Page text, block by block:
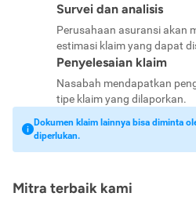
Survei dan analisis
Perusahaan asuransi akan
estimasi klaim yang dapat
Penyelesaian klaim
Nasabah mendapatkan
tipe klaim yang dilaporkan.
Dokumen klaim lainnya bisa diminta
diperlukan.
Mitra terbaik kami